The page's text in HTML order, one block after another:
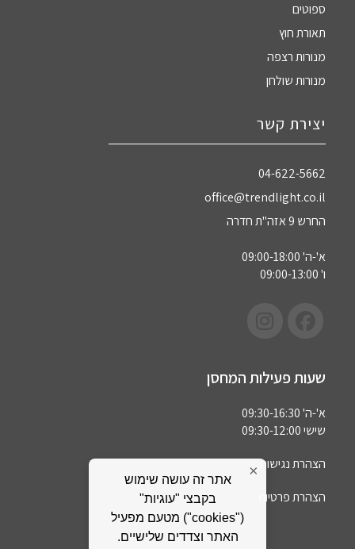
ספוטים
תאורת חוץ
מנורות רצפה
מנורות שולחן
יצירת קשר
04-622-5662‏
office@trendlight.co.il
החרש 9 אזה"ת חדרה
א'-ה' 09:00-18:00
ו' 09:00-13:00
שעות פעילות המחסן
א'-ה' 09:30-16:30
שישי 09:30-12:00
הצהרת נגישות
הצהרת פרטיות
×
אתר זה עושה שימוש
בקבצי "עוגיות"
("cookies") מטעם מפעיל
האתר וצדדים שלישיים.